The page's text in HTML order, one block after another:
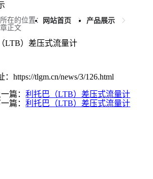
在的位置： 网站首页
产品展示
正文
LTB）差压式流量计
：https://tlgm.cn/news/3/126.html
一篇：利托巴（LTB）差压式流量计
篇：利托巴（LTB）差压式流量计